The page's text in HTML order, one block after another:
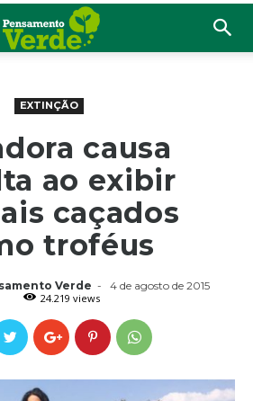
EXTINÇÃO
causa
ao exibir
caçados
troféus
Verde -
4 de agosto de 2015
24.219 views